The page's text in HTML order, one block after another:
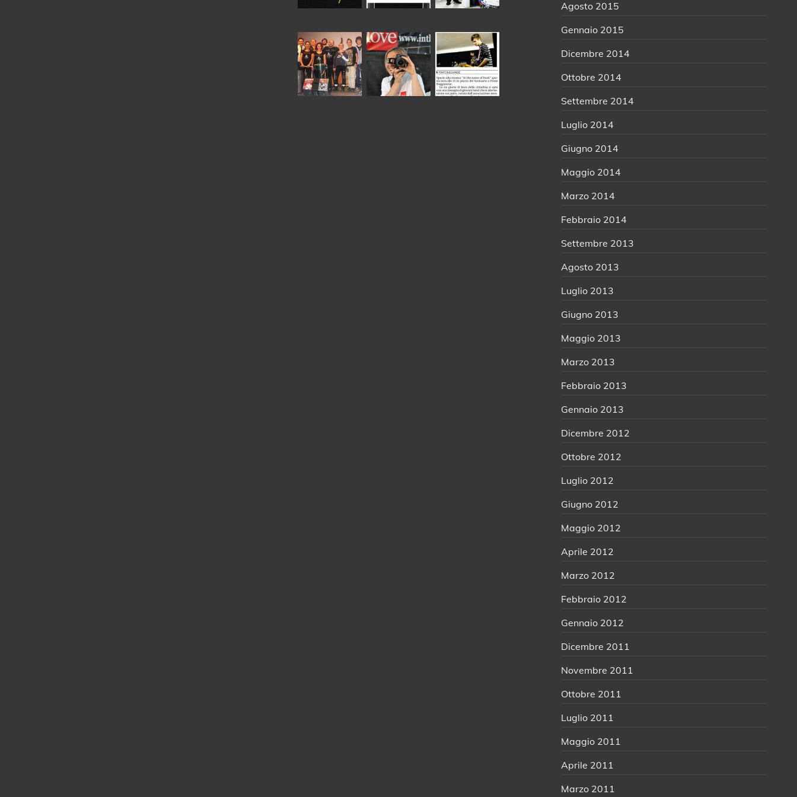
Agosto 2015
Gennaio 2015
Dicembre 2014
Ottobre 2014
Settembre 2014
Luglio 2014
Giugno 2014
Maggio 2014
Marzo 2014
Febbraio 2014
Settembre 2013
Agosto 2013
Luglio 2013
Giugno 2013
Maggio 2013
Marzo 2013
Febbraio 2013
Gennaio 2013
Dicembre 2012
Ottobre 2012
Luglio 2012
Giugno 2012
Maggio 2012
Aprile 2012
Marzo 2012
Febbraio 2012
Gennaio 2012
Dicembre 2011
Novembre 2011
Ottobre 2011
Luglio 2011
Maggio 2011
Aprile 2011
Marzo 2011